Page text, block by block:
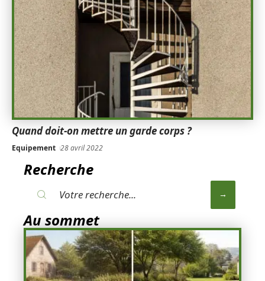
Quand doit-on mettre un garde corps ?
Equipement 28 avril 2022
Recherche
Au sommet